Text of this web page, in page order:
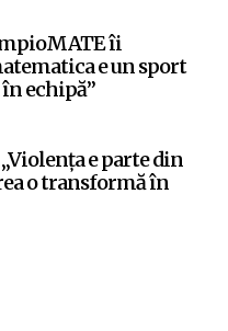
îi
e un sport
echipă”
e parte din
o transformă în